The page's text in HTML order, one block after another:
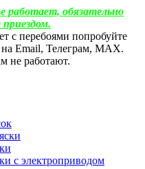
работает, обязательно
приездом.
с перебоями попробуйте
Email, Телеграм, МАХ.
не работают.
с электроприводом